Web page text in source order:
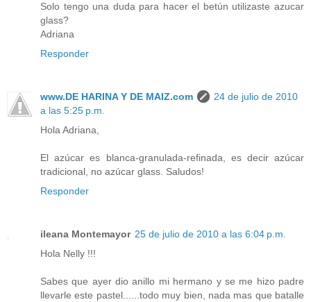
Solo tengo una duda para hacer el betún utilizaste azucar
glass?
Adriana
Responder
www.DE HARINA Y DE MAIZ.com
24 de julio de 2010
a las 5:25 p.m.
Hola Adriana,
El azúcar es blanca-granulada-refinada, es decir azúcar
tradicional, no azúcar glass. Saludos!
Responder
ileana Montemayor 25 de julio de 2010 a las 6:04 p.m.
Hola Nelly !!!
Sabes que ayer dio anillo mi hermano y se me hizo padre
llevarle este pastel......todo muy bien, nada mas que batalle